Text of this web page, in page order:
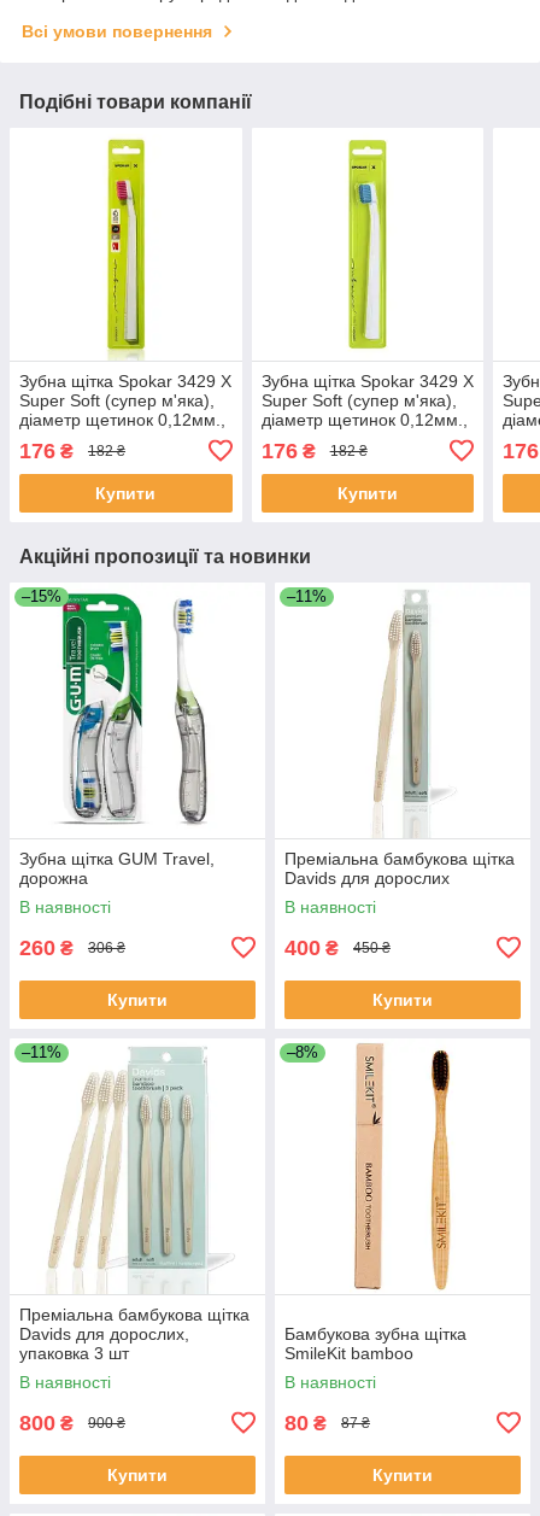
Всі умови повернення
Подібні товари компанії
Зубна щітка Spokar 3429 X
Super Soft (супер м'яка),
діаметр щетинок 0,12мм.,
176 ₴ 182 ₴
Купити
Зубна щітка Spokar 3429 X
Super Soft (супер м'яка),
діаметр щетинок 0,12мм.,
176₴ 182 ₴
Купити
176
Акційні пропозиції та новинки
–15%
Зубна щітка GUM Travel,
дорожна
В наявності
260 ₴ 306 ₴
Купити
–11%
Преміальна бамбукова щітка
Davids для дорослих
В наявності
400 ₴ 450 ₴
Купити
–11%
Преміальна бамбукова щітка
Davids для дорослих,
упаковка 3 шт
В наявності
800 ₴ 900 ₴
Купити
–8%
Бамбукова зубна щітка
SmileKit bamboo
В наявності
80 ₴ 87 ₴
Купити